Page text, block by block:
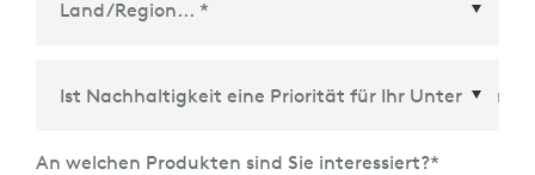
An welchen Produkten sind Sie interessiert?*